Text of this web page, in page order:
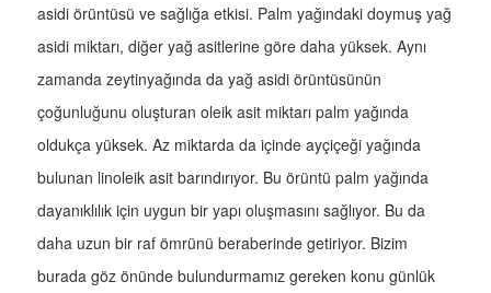
asidi örüntüsü ve sağlığa etkisi. Palm yağındaki doymuş yağ
asidi miktarı, diğer yağ asitlerine göre daha yüksek. Aynı
zamanda zeytinyağında da yağ asidi örüntüsünün
çoğunluğunu oluşturan oleik asit miktarı palm yağında
oldukça yüksek. Az miktarda da içinde ayçiçeği yağında
bulunan linoleik asit barındırıyor. Bu örüntü palm yağında
dayanıklılık için uygun bir yapı oluşmasını sağlıyor. Bu da
daha uzun bir raf ömrünü beraberinde getiriyor. Bizim
burada göz önünde bulundurmamız gereken konu günlük